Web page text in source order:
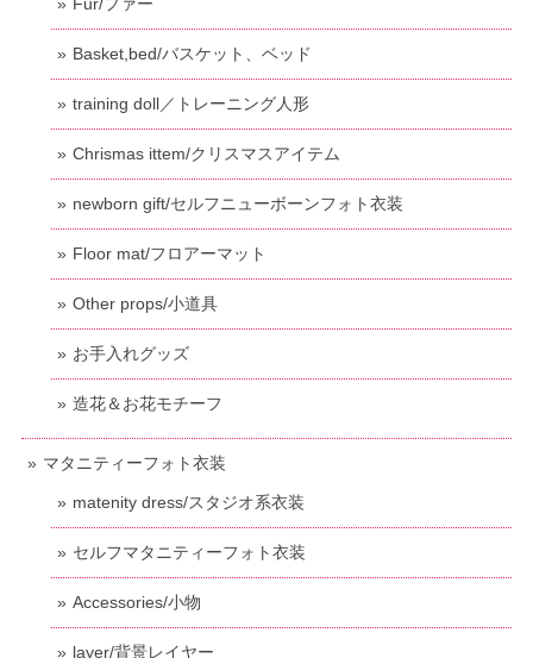
Basket,bed/バスケット、ベッド
training doll／トレーニング人形
Chrismas ittem/クリスマスアイテム
newborn gift/セルフニューボーンフォト衣装
Floor mat/フロアーマット
Other props/小道具
お手入れグッズ
造花＆お花モチーフ
マタニティーフォト衣装
matenity dress/スタジオ系衣装
セルフマタニティーフォト衣装
Accessories/小物
layer/背景レイヤー